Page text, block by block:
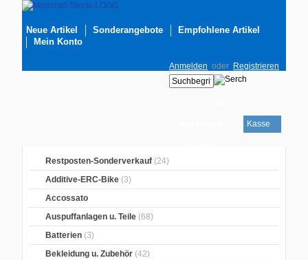
Neue Artikel Sonderangebote
Empfohlene Artikel
Mein Konto
Anmelden oder Registrieren
Kasse
Restposten-Sonderverkauf (24)
Additive-ERC-Bike (3)
Accossato
Auspuffanlagen u. Teile (68)
Batterien (3)
Bekleidung u. Zubehör (42)